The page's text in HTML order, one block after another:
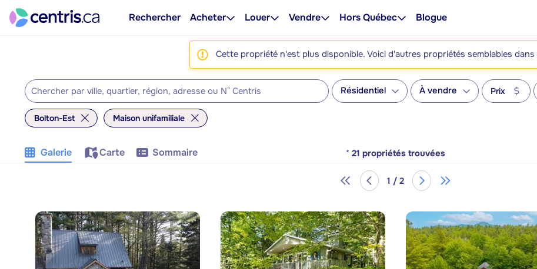
Rechercher Acheter Louer Vendre Hors Québec Blogue
Cette propriété n'est plus disponible. Voici d'autres propriétés semblables
Résidentiel À vendre Prix
Bolton-Est Maison unifamiliale
Galerie Carte Sommaire * 21 propriétés trouvées
1 / 2